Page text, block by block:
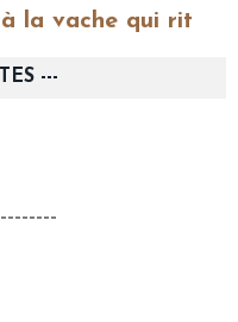
la vache qui rit
---